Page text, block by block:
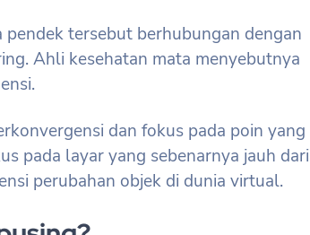
tersebut berhubungan dengan
Ahli kesehatan mata menyebutnya
dan fokus pada poin yang
pada layar yang sebenarnya jauh dari
perubahan objek di dunia virtual.